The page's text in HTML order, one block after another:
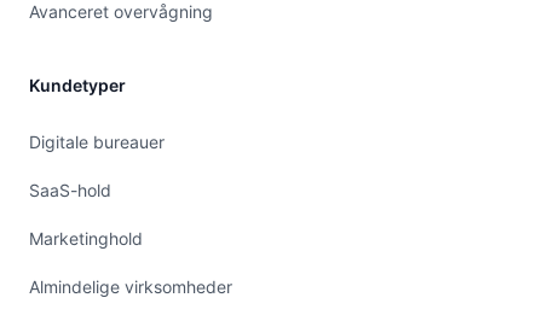
Avanceret overvågning
Kundetyper
Digitale bureauer
SaaS-hold
Marketinghold
Almindelige virksomheder